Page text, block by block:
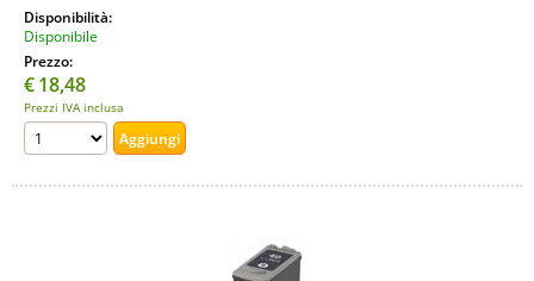
Disponibilità:
Disponibile
Prezzo:
€18,48
Prezzi IVA inclusa